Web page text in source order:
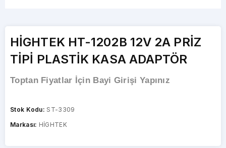
HİGHTEK HT-1202B 12V 2A PRİZ
TİPİ PLASTİK KASA ADAPTÖR
Toptan Fiyatlar İçin Bayi Girişi Yapınız
Stok Kodu: ST-3309
Markası: HİGHTEK